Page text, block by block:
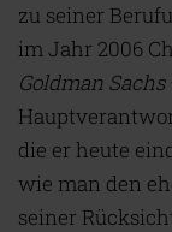
zu seiner
im Jahr 2006
Goldman Sachs
die er heute
wie man den
seiner